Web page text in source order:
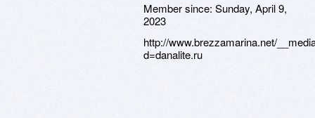
Member since: Sunday, April 9,
2023
http://www.brezzamarina.net/
d=danalite.ru